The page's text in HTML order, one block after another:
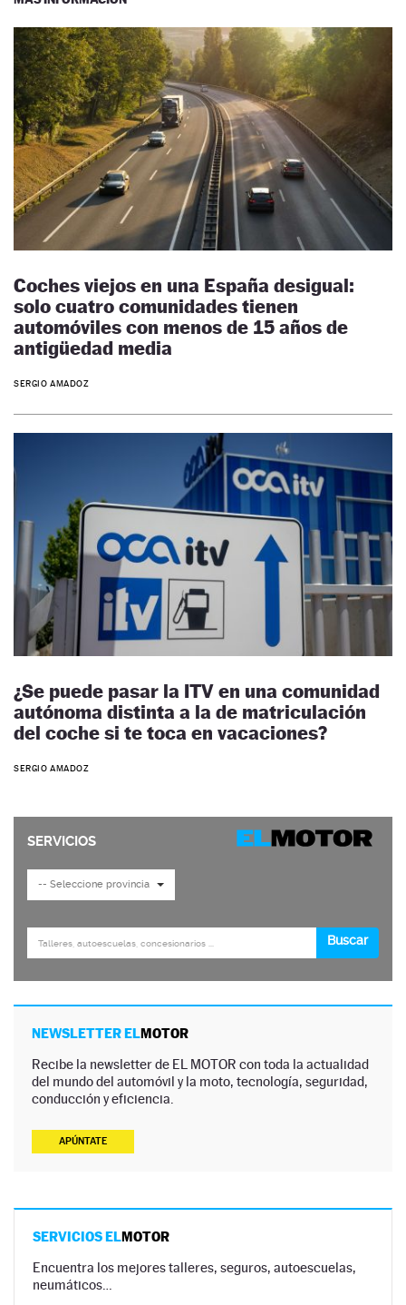
Coches viejos en una España desigual:
solo cuatro comunidades tienen
automóviles con menos de 15 años de
antigüedad media
SERGIO AMADOZ
¿Se puede pasar la ITV en una comunidad
autónoma distinta a la de matriculación
del coche si te toca en vacaciones?
SERGIO AMADOZ
NEWSLETTER ELMOTOR
Recibe la newsletter de EL MOTOR con toda la actualidad
del mundo del automóvil y la moto, tecnología, seguridad,
conducción y eficiencia.
APÚNTATE
SERVICIOS ELMOTOR
Encuentra los mejores talleres, seguros, autoescuelas,
neumáticos…